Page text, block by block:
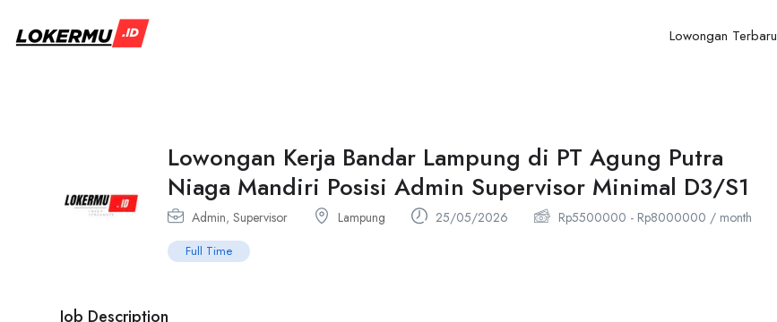
Lowongan Terbaru
Lowongan Kerja Bandar Lampung di PT Agung Putra
Niaga Mandiri Posisi Admin Supervisor Minimal D3/S1
Admin, Supervisor Lampung 25/05/2026 Rp5500000 - Rp8000000 / month
Full Time
Job Description